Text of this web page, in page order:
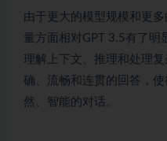
由于更大的模型规模和更
量方面相对GPT 3.5有了
理解上下文、推理和处理
确、流畅和连贯的回答，使
然、智能的对话。